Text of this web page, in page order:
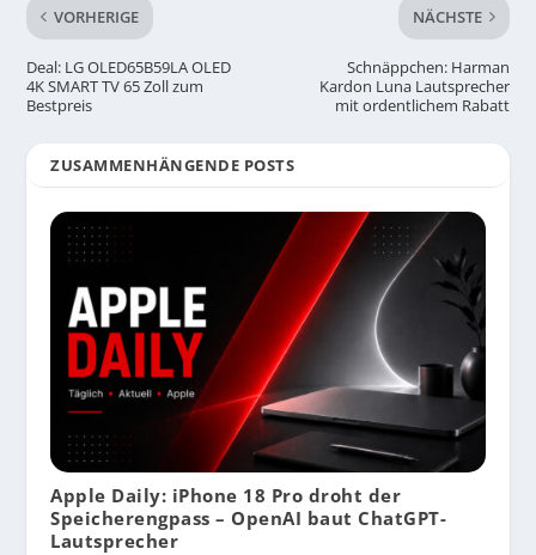
VORHERIGE
Deal: LG OLED65B59LA OLED
4K SMART TV 65 Zoll zum
Bestpreis
NÄCHSTE
Schnäppchen: Harman
Kardon Luna Lautsprecher
mit ordentlichem Rabatt
ZUSAMMENHÄNGENDE POSTS
Apple Daily: iPhone 18 Pro droht der
Speicherengpass – OpenAI baut ChatGPT-
Lautsprecher